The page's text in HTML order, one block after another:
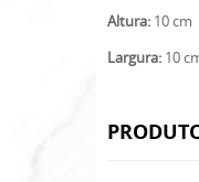
Altura: 10 cm
Largura: 10